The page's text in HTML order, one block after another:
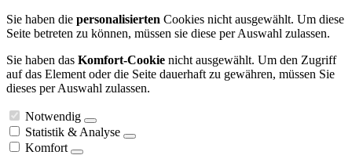
Sie haben die personalisierten Cookies nicht ausgewählt. Um diese
Seite betreten zu können, müssen sie diese per Auswahl zulassen.
Sie haben das Komfort-Cookie nicht ausgewählt. Um den Zugriff
auf das Element oder die Seite dauerhaft zu gewähren, müssen Sie
dieses per Auswahl zulassen.
Notwendig
Statistik & Analyse
Komfort